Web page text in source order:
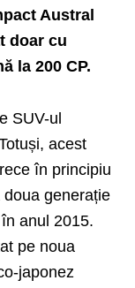
Austral
doar cu
la 200 CP.
SUV-ul
acest
în principiu
generație
anul 2015.
pe noua
japonez